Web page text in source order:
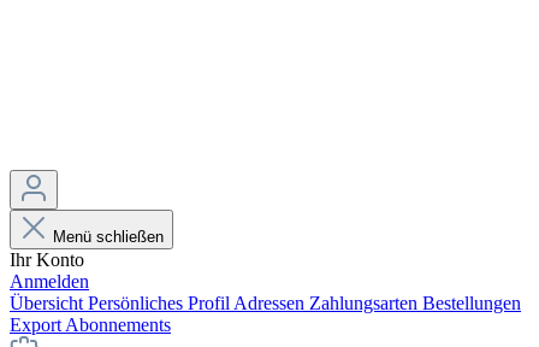
Menü schließen
Ihr Konto
Anmelden
Übersicht Persönliches Profil Adressen Zahlungsarten Bestellungen
Export Abonnements